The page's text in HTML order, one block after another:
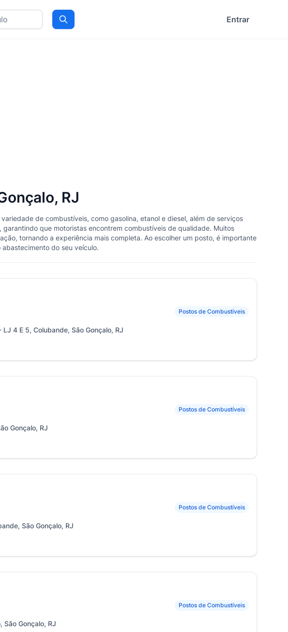
Procurar Entrar
RJ
de combustíveis, como gasolina, etanol e diesel, além de serviços
que motoristas encontrem combustíveis de qualidade. Muitos
tornando a experiência mais completa. Ao escolher um posto, é importante
do seu veículo.
Postos de Combustíveis
4 E 5, Colubande, São Gonçalo, RJ
Postos de Combustíveis
Gonçalo, RJ
Postos de Combustíveis
São Gonçalo, RJ
Postos de Combustíveis
São Gonçalo, RJ